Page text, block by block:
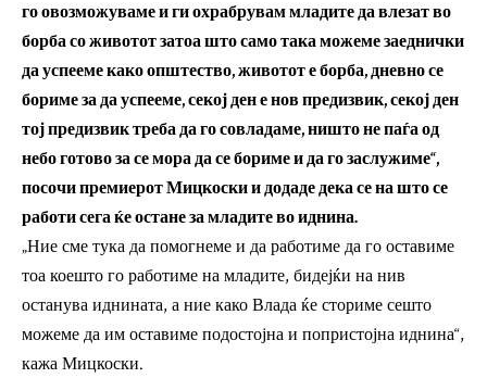
го овозможуваме и ги охрабрувам младите да влезат во
борба со животот затоа што само така можеме заеднички
да успееме како општество, животот е борба, дневно се
бориме за да успееме, секој ден е нов предизвик, секој ден
тој предизвик треба да го совладаме, ништо не паѓа од
небо готово за се мора да се бориме и да го заслужиме“,
посочи премиерот Мицкоски и додаде дека се на што се
работи сега ќе остане за младите во иднина.
„Ние сме тука да помогнеме и да работиме да го оставиме
тоа коешто го работиме на младите, бидејќи на нив
останува иднината, а ние како Влада ќе сториме сешто
можеме да им оставиме подостојна и попристојна иднина“,
кажа Мицкоски.